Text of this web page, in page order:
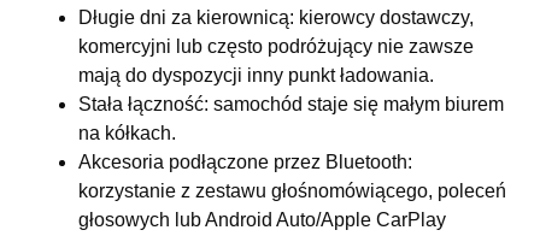
Długie dni za kierownicą: kierowcy dostawczy,
komercyjni lub często podróżujący nie zawsze
mają do dyspozycji inny punkt ładowania.
Stała łączność: samochód staje się małym biurem
na kółkach.
Akcesoria podłączone przez Bluetooth:
korzystanie z zestawu głośnomówiącego, poleceń
głosowych lub Android Auto/Apple CarPlay